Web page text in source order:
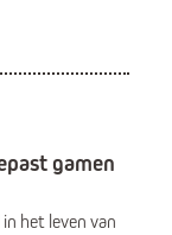
gamen
het leven van